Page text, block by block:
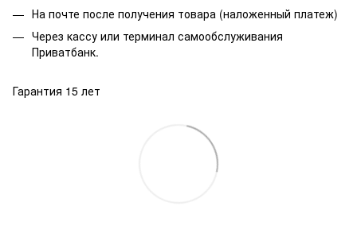
На почте после получения товара (наложенный платеж)
Через кассу или терминал самообслуживания
Приватбанк.
Гарантия 15 лет